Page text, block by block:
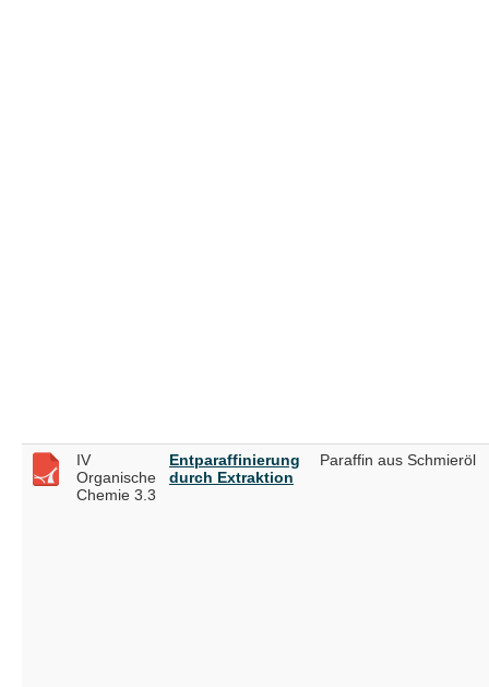
IV
Organische
Chemie 3.3
Entparaffinierung
durch Extraktion
Paraffin aus Schmieröl